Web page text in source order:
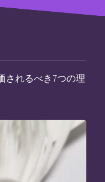
されるべき7つの理